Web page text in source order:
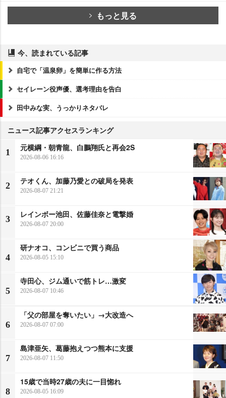
もっと見る
今、読まれている記事
自宅で「温泉卵」を簡単に作る方法
セイレーン役声優、選考理由を告白
田中みな実、うっかりネタバレ
ニュース記事アクセスランキング
1
元横綱・朝青龍、白鵬翔氏と再会2S
2026-08-06 16:16
2
テオくん、加藤乃愛との破局を発表
2026-08-07 21:21
3
レインボー池田、佐藤佳奈と電撃婚
2026-08-07 20:00
4
研ナオコ、コンビニで買う商品
2026-08-05 15:10
5
寺田心、ジム通いで筋トレ…激変
2026-08-07 10:46
6
「父の部屋を奪いたい」→大改造へ
2026-08-07 07:00
7
島津亜矢、葛藤抱えつつ熊本に支援
2026-08-07 11:50
8
15歳で当時27歳の夫に一目惚れ
2026-08-05 16:09